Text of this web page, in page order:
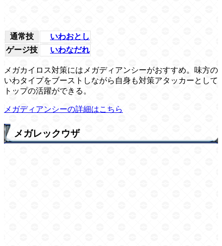
通常技
いわおとし
ゲージ技
いわなだれ
メガカイロス対策にはメガディアンシーがおすすめ。味方の
いわタイプをブーストしながら自身も対策アタッカーとして
トップの活躍ができる。
メガディアンシーの詳細はこちら
メガレックウザ